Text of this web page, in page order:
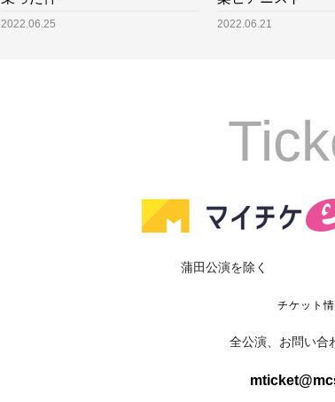
2022.06.25 2022.06.21
蒲田公演を除く
チケット
全公演、お問い合